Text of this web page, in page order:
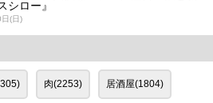
シロー』
(日)
肉(2253) 居酒屋(1804)